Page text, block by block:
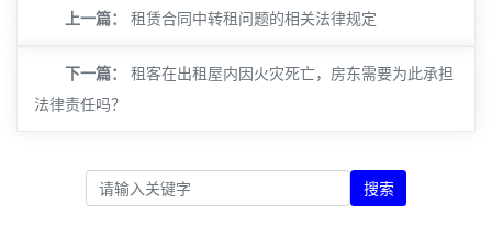
上一篇： 租赁合同中转租问题的相关法律规定
下一篇：
租客在出租屋内因火灾死亡，房东需要为此承担
法律责任吗？
搜索